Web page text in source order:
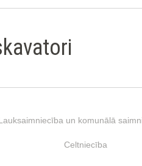
un komunālā
Celtniecība